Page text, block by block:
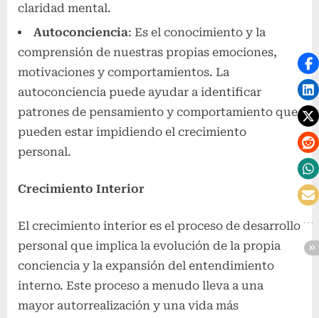
claridad mental.
Autoconciencia: Es el conocimiento y la
comprensión de nuestras propias emociones,
motivaciones y comportamientos. La
autoconciencia puede ayudar a identificar
patrones de pensamiento y comportamiento que
pueden estar impidiendo el crecimiento
personal.
Crecimiento Interior
El crecimiento interior es el proceso de desarrollo
personal que implica la evolución de la propia
conciencia y la expansión del entendimiento
interno. Este proceso a menudo lleva a una
mayor autorrealización y una vida más